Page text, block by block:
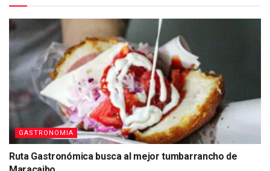
GASTRONOMIA
Ruta Gastronómica busca al mejor tumbarrancho de